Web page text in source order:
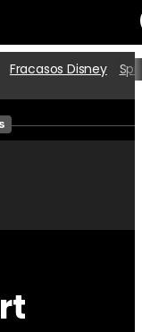
Películas
Fracasos Disney